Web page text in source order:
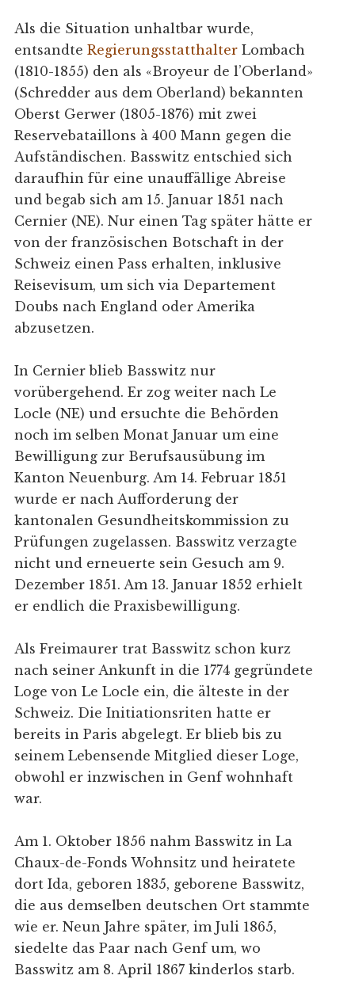
Als die Situation unhaltbar wurde,
entsandte RegierungsstatthalterLombach
(1810-1855) den als «Broyeur de l’Oberland»
(Schredder aus dem Oberland) bekannten
Oberst Gerwer (1805-1876) mit zwei
Reservebataillons à 400 Mann gegen die
Aufständischen. Basswitz entschied sich
daraufhin für eine unauffällige Abreise
und begab sich am 15. Januar 1851 nach
Cernier (NE). Nur einen Tag später hätte er
von der französischen Botschaft in der
Schweiz einen Pass erhalten, inklusive
Reisevisum, um sich via Departement
Doubs nach England oder Amerika
abzusetzen.
In Cernier blieb Basswitz nur
vorübergehend. Er zog weiter nach Le
Locle (NE) und ersuchte die Behörden
noch im selben Monat Januar um eine
Bewilligung zur Berufsausübung im
Kanton Neuenburg. Am 14. Februar 1851
wurde er nach Aufforderung der
kantonalen Gesundheitskommission zu
Prüfungen zugelassen. Basswitz verzagte
nicht und erneuerte sein Gesuch am 9.
Dezember 1851. Am 13. Januar 1852 erhielt
er endlich die Praxisbewilligung.
Als Freimaurer trat Basswitz schon kurz
nach seiner Ankunft in die 1774 gegründete
Loge von Le Locle ein, die älteste in der
Schweiz. Die Initiationsriten hatte er
bereits in Paris abgelegt. Er blieb bis zu
seinem Lebensende Mitglied dieser Loge,
obwohl er inzwischen in Genf wohnhaft
war.
Am 1. Oktober 1856 nahm Basswitz in La
Chaux-de-Fonds Wohnsitz und heiratete
dort Ida, geboren 1835, geborene Basswitz,
die aus demselben deutschen Ort stammte
wie er. Neun Jahre später, im Juli 1865,
siedelte das Paar nach Genf um, wo
Basswitz am 8. April 1867 kinderlos starb.